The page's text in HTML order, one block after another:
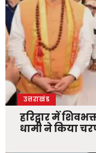
उत्तराखंड
हरिद्वार में
धामी ने किया